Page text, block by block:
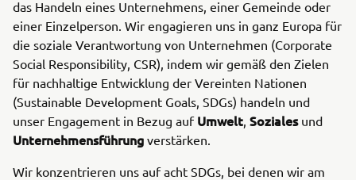
das Handeln eines Unternehmens, einer Gemeinde oder
einer Einzelperson. Wir engagieren uns in ganz Europa für
die soziale Verantwortung von Unternehmen (Corporate
Social Responsibility, CSR), indem wir gemäß den Zielen
für nachhaltige Entwicklung der Vereinten Nationen
(Sustainable Development Goals, SDGs) handeln und
unser Engagement in Bezug auf Umwelt Sozialesund
Unternehmensführung verstärken.
Wir konzentrieren uns auf acht SDGs, bei denen wir am